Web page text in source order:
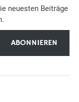
neuesten Beiträge
ABONNIEREN